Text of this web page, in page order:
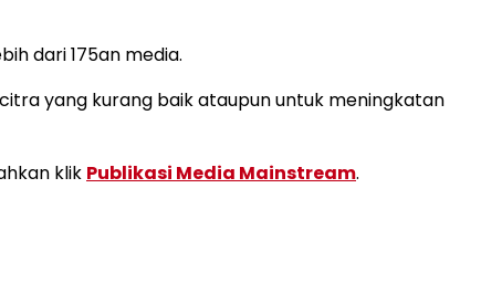
dari 175an media.
yang kurang baik ataupun untuk meningkatan
klik Publikasi Media Mainstream.